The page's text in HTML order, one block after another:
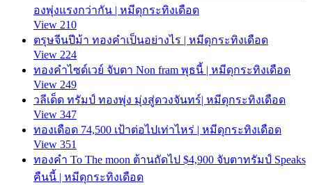
องพุ่งแรงกว่ากัน | หมีดุกระทิงเดือด
View 210
ตรุษจีนปีม้า ทองคำเป็นอย่างไร | หมีดุกระทิงเดือด
View 224
ทองคำไซด์เวย์ จับตา Non fram พุธนี้ | หมีดุกระทิงเดือด
View 249
วลีเด็ด ทรัมป์ ทองพุ่ง มุ่งสู่ดวงจันทร์| หมีดุกระทิงเดือด
View 347
ทองเดือด 74,500 เป้าต่อไปเท่าไหร่ | หมีดุกระทิงเดือด
View 351
ทองคำ To The moon ต้านถัดไป $4,900 จับตาทรัมป์ Speaks
คืนนี้ | หมีดุกระทิงเดือด